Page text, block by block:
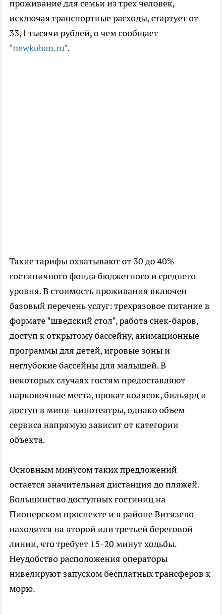
проживание для семьи из трех человек,
исключая транспортные расходы, стартует от
33,1 тысячи рублей, о чем сообщает
"newkuban.ru".
Такие тарифы охватывают от 30 до 40%
гостиничного фонда бюджетного и среднего
уровня. В стоимость проживания включен
базовый перечень услуг: трехразовое питание в
формате "шведский стол", работа снек-баров,
доступ к открытому бассейну, анимационные
программы для детей, игровые зоны и
неглубокие бассейны для малышей. В
некоторых случаях гостям предоставляют
парковочные места, прокат колясок, бильярд и
доступ в мини-кинотеатры, однако объем
сервиса напрямую зависит от категории
объекта.
Основным минусом таких предложений
остается значительная дистанция до пляжей.
Большинство доступных гостиниц на
Пионерском проспекте и в районе Витязево
находятся на второй или третьей береговой
линии, что требует 15-20 минут ходьбы.
Неудобство расположения операторы
нивелируют запуском бесплатных трансферов к
морю.